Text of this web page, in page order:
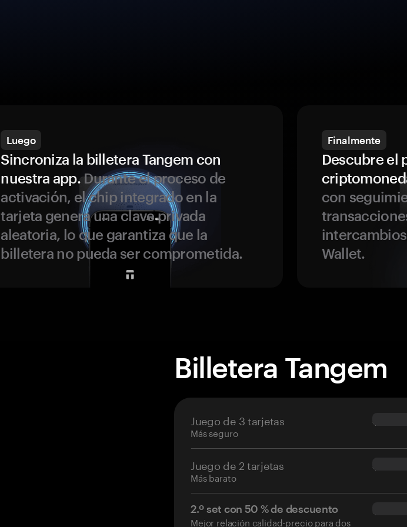
Luego
Sincroniza la billetera Tangem con
nuestra app.Durante el proceso de
activación, el chip integrado en la
tarjeta genera una clave privada
aleatoria, lo que garantiza que la
billetera no pueda ser comprometida.
Finalmente
Descubre el
con
Wallet.
Billetera Tangem
Juego de 3 tarjetas
Más seguro
$69.90
Juego de 2 tarjetas
Más barato
$54.90
2.º set con 50 % de descuento
Mejor relación calidad-precio para dos
$34.95